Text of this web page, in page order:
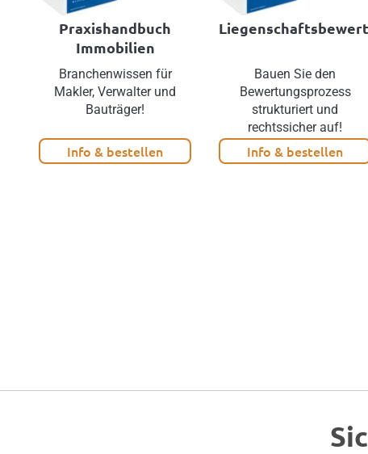
Praxishandbuch
Immobilien
Branchenwissen für
Makler, Verwalter und
Bauträger!
Info & bestellen
Bauen Sie den
Bewertungsprozess
strukturiert und
rechtssicher auf!
Info & bestellen